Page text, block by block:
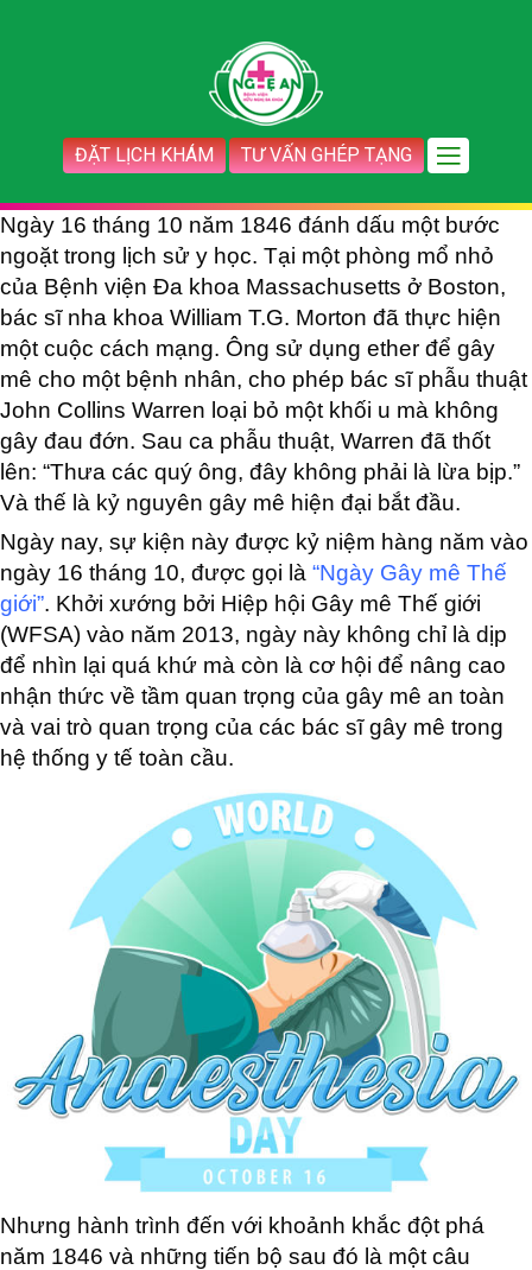
ĐẶT LỊCH KHÁM TƯ VẤN GHÉP TẠNG
Ngày 16 tháng 10 năm 1846 đánh dấu một bước
ngoặt trong lịch sử y học. Tại một phòng mổ nhỏ
của Bệnh viện Đa khoa Massachusetts ở Boston,
bác sĩ nha khoa William T.G. Morton đã thực hiện
một cuộc cách mạng. Ông sử dụng ether để gây
mê cho một bệnh nhân, cho phép bác sĩ phẫu thuật
John Collins Warren loại bỏ một khối u mà không
gây đau đớn. Sau ca phẫu thuật, Warren đã thốt
lên: “Thưa các quý ông, đây không phải là lừa bịp.”
Và thế là kỷ nguyên gây mê hiện đại bắt đầu.
Ngày nay, sự kiện này được kỷ niệm hàng năm vào
ngày 16 tháng 10, được gọi là “Ngày Gây mê Thế
giới”. Khởi xướng bởi Hiệp hội Gây mê Thế giới
(WFSA) vào năm 2013, ngày này không chỉ là dịp
để nhìn lại quá khứ mà còn là cơ hội để nâng cao
nhận thức về tầm quan trọng của gây mê an toàn
và vai trò quan trọng của các bác sĩ gây mê trong
hệ thống y tế toàn cầu.
Nhưng hành trình đến với khoảnh khắc đột phá
năm 1846 và những tiến bộ sau đó là một câu